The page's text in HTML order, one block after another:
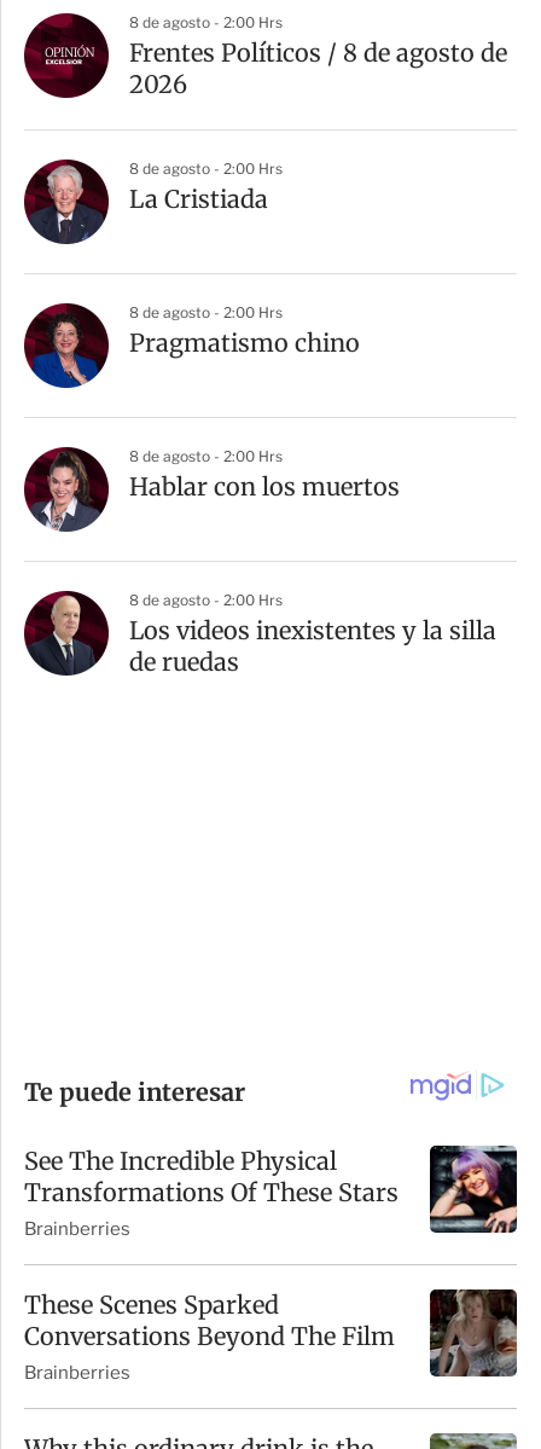
8 de agosto - 2:00 Hrs
Frentes Políticos / 8 de agosto de
2026
8 de agosto - 2:00 Hrs
La Cristiada
8 de agosto - 2:00 Hrs
Pragmatismo chino
8 de agosto - 2:00 Hrs
Hablar con los muertos
8 de agosto - 2:00 Hrs
Los videos inexistentes y la silla
de ruedas